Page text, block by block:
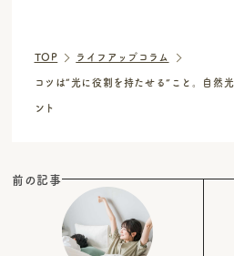
TOP
ライフアップコラム
コツは“光に役割を持たせる”こと。自然
ント
前の記事